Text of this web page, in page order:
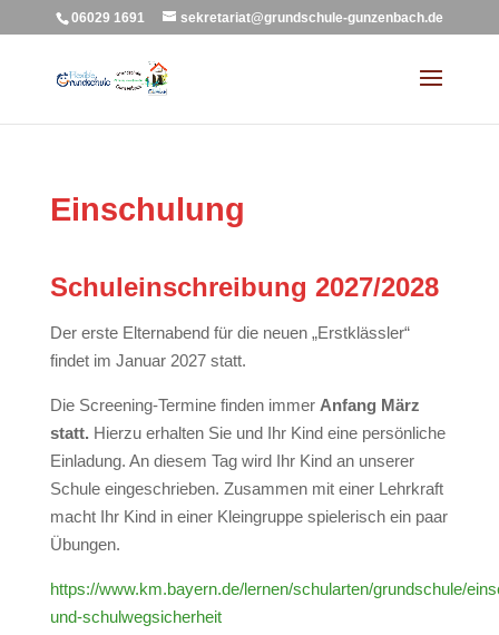
06029 1691 sekretariat@grundschule-gunzenbach.de
Einschulung
Schuleinschreibung 2027/2028
Der erste Elternabend für die neuen „Erstklässler“
findet im Januar 2027 statt.
Die Screening-Termine finden immer Anfang März
statt. Hierzu erhalten Sie und Ihr Kind eine persönliche
Einladung. An diesem Tag wird Ihr Kind an unserer
Schule eingeschrieben. Zusammen mit einer Lehrkraft
macht Ihr Kind in einer Kleingruppe spielerisch ein paar
Übungen.
https://www.km.bayern.de/lernen/schularten/grundschule/
und-schulwegsicherheit